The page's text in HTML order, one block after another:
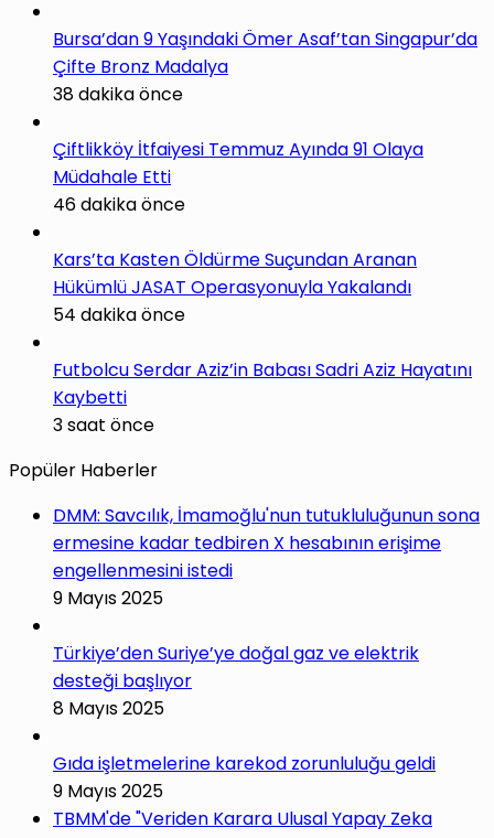
Bursa’dan 9 Yaşındaki Ömer Asaf’tan Singapur’da
Çifte Bronz Madalya
38 dakika önce
Çiftlikköy İtfaiyesi Temmuz Ayında 91 Olaya
Müdahale Etti
46 dakika önce
Kars’ta Kasten Öldürme Suçundan Aranan
Hükümlü JASAT Operasyonuyla Yakalandı
54 dakika önce
Futbolcu Serdar Aziz’in Babası Sadri Aziz Hayatını
Kaybetti
3 saat önce
Popüler Haberler
DMM: Savcılık, İmamoğlu'nun tutukluluğunun sona
ermesine kadar tedbiren X hesabının erişime
engellenmesini istedi
9 Mayıs 2025
Türkiye’den Suriye’ye doğal gaz ve elektrik
desteği başlıyor
8 Mayıs 2025
Gıda işletmelerine karekod zorunluluğu geldi
9 Mayıs 2025
TBMM'de "Veriden Karara Ulusal Yapay Zeka